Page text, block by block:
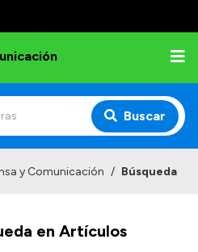
Buscar
y Comunicación / Búsqueda
en Artículos